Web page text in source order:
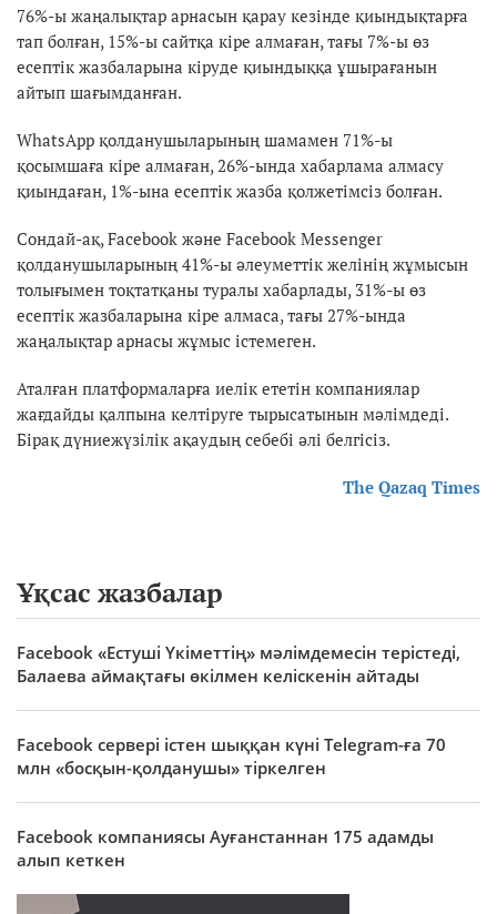
76%-ы жаңалықтар арнасын қарау кезінде қиындықтарға
тап болған, 15%-ы сайтқа кіре алмаған, тағы 7%-ы өз
есептік жазбаларына кіруде қиындыққа ұшырағанын
айтып шағымданған.
WhatsApp қолданушыларының шамамен 71%-ы
қосымшаға кіре алмаған, 26%-ында хабарлама алмасу
қиындаған, 1%-ына есептік жазба қолжетімсіз болған.
Сондай-ақ, Facebook және Facebook Messenger
қолданушыларының 41%-ы әлеуметтік желінің жұмысын
толығымен тоқтатқаны туралы хабарлады, 31%-ы өз
есептік жазбаларына кіре алмаса, тағы 27%-ында
жаңалықтар арнасы жұмыс істемеген.
Аталған платформаларға иелік ететін компаниялар
жағдайды қалпына келтіруге тырысатынын мәлімдеді.
Бірақ дүниежүзілік ақаудың себебі әлі белгісіз.
The Qazaq Times
Ұқсас жазбалар
Facebook «Естуші Үкіметтің» мәлімдемесін терістеді,
Балаева аймақтағы өкілмен келіскенін айтады
Facebook сервері істен шыққан күні Telegram-ға 70
млн «босқын-қолданушы» тіркелген
Facebook компаниясы Ауғанстаннан 175 адамды
алып кеткен